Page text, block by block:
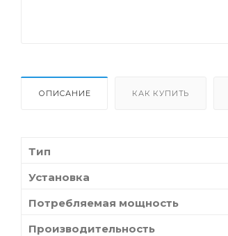
ОПИСАНИЕ КАК КУПИТЬ
Тип
Установка
Потребляемая мощность
Производительность